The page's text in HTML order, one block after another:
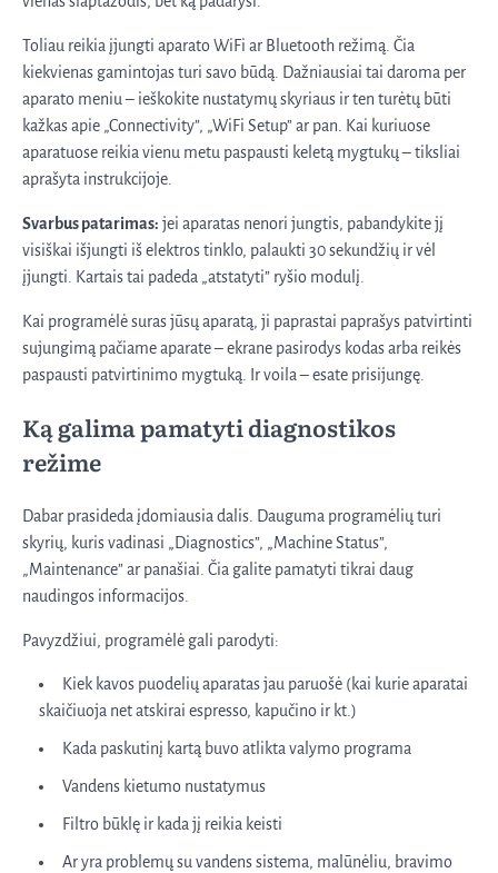
Toliau reikia įjungti aparato WiFi ar Bluetooth režimą. Čia
kiekvienas gamintojas turi savo būdą. Dažniausiai tai daroma per
aparato meniu – ieškokite nustatymų skyriaus ir ten turėtų būti
kažkas apie „Connectivity”, „WiFi Setup” ar pan. Kai kuriuose
aparatuose reikia vienu metu paspausti keletą mygtukų – tiksliai
aprašyta instrukcijoje.
Svarbus patarimas: jei aparatas nenori jungtis, pabandykite jį
visiškai išjungti iš elektros tinklo, palaukti 30 sekundžių ir vėl
įjungti. Kartais tai padeda „atstatyti” ryšio modulį.
Kai programėlė suras jūsų aparatą, ji paprastai paprašys patvirtinti
sujungimą pačiame aparate – ekrane pasirodys kodas arba reikės
paspausti patvirtinimo mygtuką. Ir voila – esate prisijungę.
Ką galima pamatyti diagnostikos
režime
Dabar prasideda įdomiausia dalis. Dauguma programėlių turi
skyrių, kuris vadinasi „Diagnostics”, „Machine Status”,
„Maintenance” ar panašiai. Čia galite pamatyti tikrai daug
naudingos informacijos.
Pavyzdžiui, programėlė gali parodyti:
Kiek kavos puodelių aparatas jau paruošė (kai kurie aparatai
skaičiuoja net atskirai espresso, kapučino ir kt.)
Kada paskutinį kartą buvo atlikta valymo programa
Vandens kietumo nustatymus
Filtro būklę ir kada jį reikia keisti
Ar yra problemų su vandens sistema, malūnėliu, bravimo